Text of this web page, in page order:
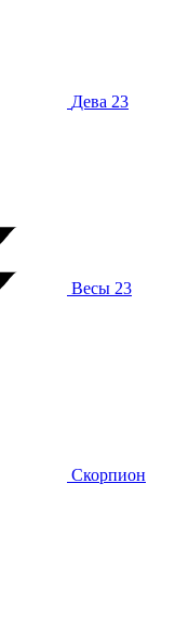
Дева 23
Весы 23
Скорпион